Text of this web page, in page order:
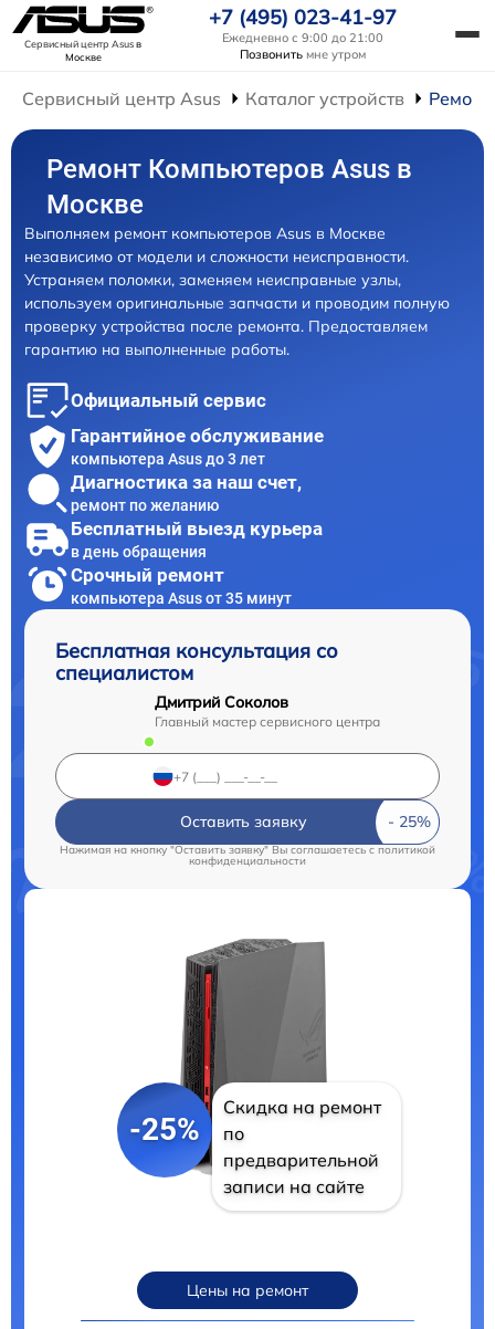
Сервисный центр Asusв
Москве
+7 (495) 023-41-97
Ежедневно с 9:00 до 21:00
Позвонить мне утром
Сервисный центр Asus Каталог устройств
Ремонт Компьютеров Asus в
Москве
Выполняем ремонт компьютеров Asus в Москве
независимо от модели и сложности неисправности.
Устраняем поломки, заменяем неисправные узлы,
используем оригинальные запчасти и проводим полную
проверку устройства после ремонта. Предоставляем
гарантию на выполненные работы.
Официальный сервис
Гарантийное обслуживание
компьютера Asus до 3 лет
Диагностика за наш счет,
ремонт по желанию
Бесплатный выезд курьера
в день обращения
Срочный ремонт
компьютера Asus от 35 минут
Бесплатная консультация со
специалистом
Дмитрий Соколов
Главный мастер сервисного центра
Оставить заявку
Нажимая на кнопку "Оставить заявку" Вы соглашаетесь c политикой
конфиденциальности
-25%
Скидка на ремонт
по
предварительной
записи на сайте
Цены на ремонт